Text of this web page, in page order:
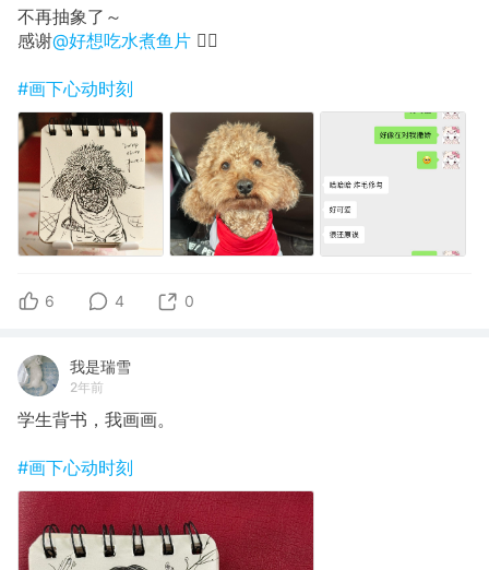
不再抽象了～
感谢@好想吃水煮鱼片 ❤️‍🔥
#画下心动时刻
6 4 0
我是瑞雪
2年前
学生背书，我画画。
#画下心动时刻